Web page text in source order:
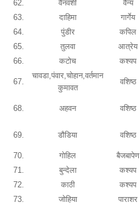
62.
वैनवंशी वैन्य
63.
दाहिमा गार्गेय
64.
पुंडीर कपिल
65.
तुलवा आत्रेय
66.
कटोच कश्यप
67.
चावडा,पंवार,चोहान,वर्तमान
कुमावत
वशिष्ठ
68. अहवन वशिष्ठ
69. डौडिया वशिष्ठ
70.
गोहिल बैजबापेण
71.
बुन्देला कश्यप
72.
काठी कश्यप
73.
जोहिया पाराशर